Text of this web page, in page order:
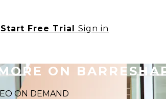
Start Free Trial Sign in
ON
ON DEMAND